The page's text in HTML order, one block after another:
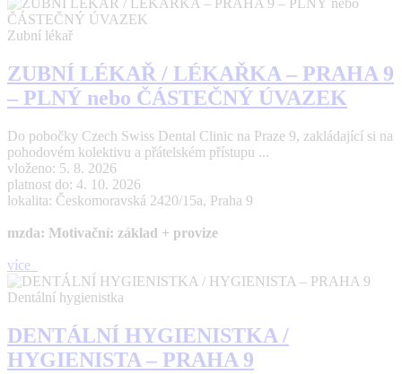
Zubní lékař
ZUBNÍ LÉKAŘ / LÉKAŘKA – PRAHA 9
– PLNÝ nebo ČÁSTEČNÝ ÚVAZEK
Do pobočky Czech Swiss Dental Clinic na Praze 9, zakládající si na
pohodovém kolektivu a přátelském přístupu ...
vloženo: 5. 8. 2026
platnost do: 4. 10. 2026
lokalita: Českomoravská 2420/15a, Praha 9
mzda: Motivační: základ + provize
více
Dentální hygienistka
DENTÁLNÍ HYGIENISTKA /
HYGIENISTA – PRAHA 9